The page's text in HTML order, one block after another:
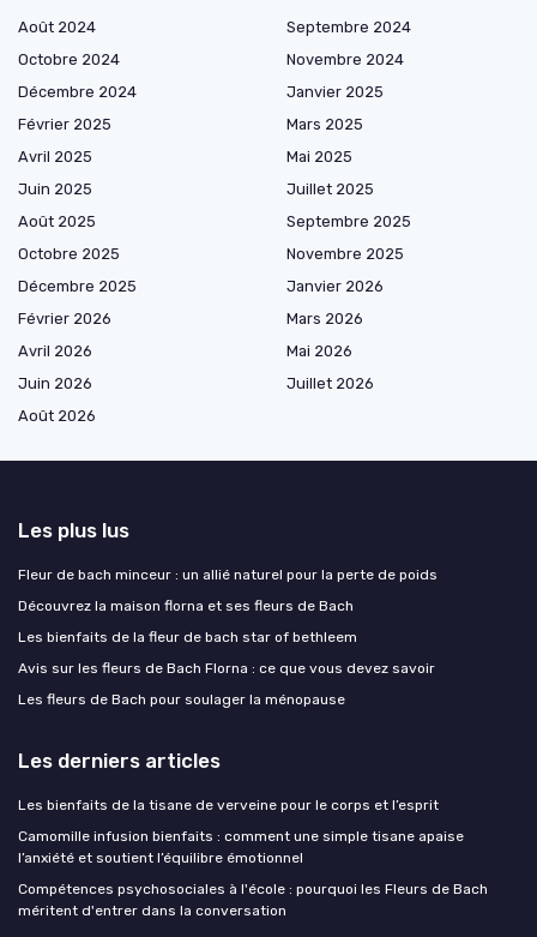
Août 2024
Septembre 2024
Octobre 2024
Novembre 2024
Décembre 2024
Janvier 2025
Février 2025
Mars 2025
Avril 2025
Mai 2025
Juin 2025
Juillet 2025
Août 2025
Septembre 2025
Octobre 2025
Novembre 2025
Décembre 2025
Janvier 2026
Février 2026
Mars 2026
Avril 2026
Mai 2026
Juin 2026
Juillet 2026
Août 2026
Les plus lus
Fleur de bach minceur : un allié naturel pour la perte de poids
Découvrez la maison florna et ses fleurs de Bach
Les bienfaits de la fleur de bach star of bethleem
Avis sur les fleurs de Bach Florna : ce que vous devez savoir
Les fleurs de Bach pour soulager la ménopause
Les derniers articles
Les bienfaits de la tisane de verveine pour le corps et l’esprit
Camomille infusion bienfaits : comment une simple tisane apaise
l’anxiété et soutient l’équilibre émotionnel
Compétences psychosociales à l'école : pourquoi les Fleurs de Bach
méritent d'entrer dans la conversation